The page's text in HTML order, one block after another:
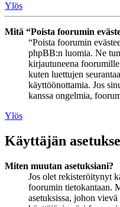
Ylös
Mitä “Poista foorumin
“Poista foorumin
phpBB:n luomia. Ne
kirjautuneena
kuten luettujen
käyttöönottamia. Jos
kanssa ongelmia,
Ylös
Käyttäjän
Miten muutan asetuksiani?
Jos olet rekisteröitynyt
foorumin tietokantaan.
asetuksissa, johon